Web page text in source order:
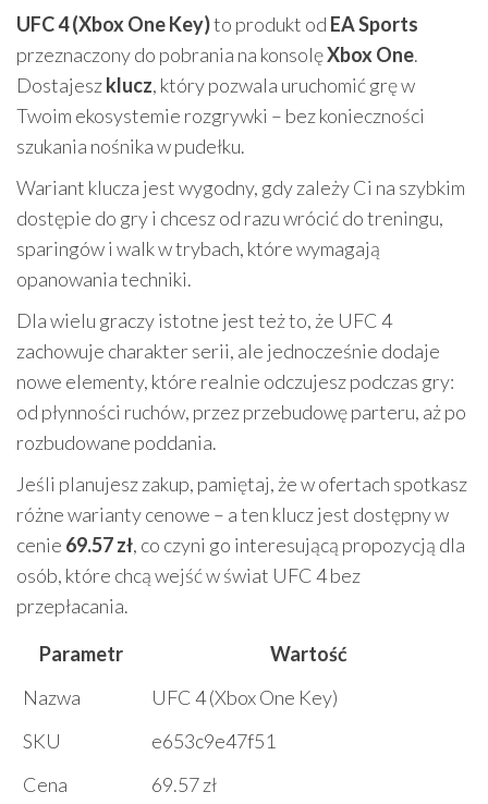
UFC 4 (Xbox One Key)to produkt od EA Sports
przeznaczony do pobrania na konsolęXbox One.
Dostajeszklucz, który pozwala uruchomić grę w
Twoim ekosystemie rozgrywki – bez konieczności
szukania nośnika w pudełku.
Wariant klucza jest wygodny, gdy zależy Ci na szybkim
dostępie do gry i chcesz od razu wrócić do treningu,
sparingów i walk w trybach, które wymagają
opanowania techniki.
Dla wielu graczy istotne jest też to, że UFC 4
zachowuje charakter serii, ale jednocześnie dodaje
nowe elementy, które realnie odczujesz podczas gry:
od płynności ruchów, przez przebudowę parteru, aż po
rozbudowane poddania.
Jeśli planujesz zakup, pamiętaj, że w ofertach spotkasz
różne warianty cenowe – a ten klucz jest dostępny w
cenie 69.57 zł, co czyni go interesującą propozycją dla
osób, które chcą wejść w świat UFC 4 bez
przepłacania.
Parametr
Wartość
Nazwa
UFC 4 (Xbox One Key)
SKU
e653c9e47f51
Cena
69.57 zł